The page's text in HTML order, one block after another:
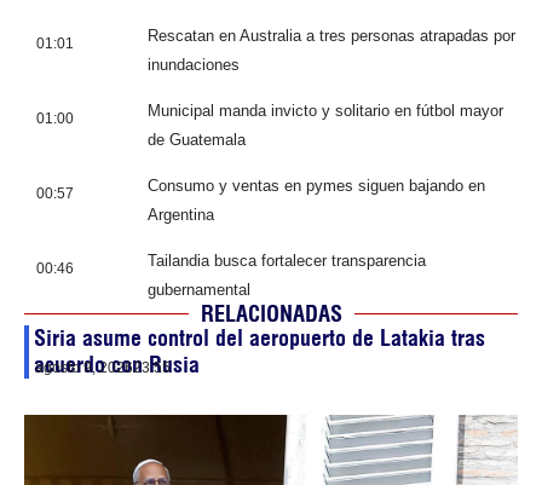
01:01
Rescatan en Australia a tres personas atrapadas por
inundaciones
01:00
Municipal manda invicto y solitario en fútbol mayor
de Guatemala
00:57
Consumo y ventas en pymes siguen bajando en
Argentina
00:46
Tailandia busca fortalecer transparencia
gubernamental
RELACIONADAS
Siria asume control del aeropuerto de Latakia tras
acuerdo con Rusia
agosto 9, 202623:55